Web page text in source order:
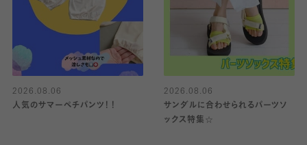
2026.08.06
人気のサマーペチパンツ！！
2026.08.06
サンダルに合わせられるパーツソ
ックス特集☆